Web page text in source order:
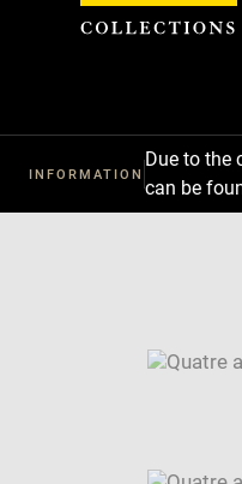
INFORMATION
Due to the
can be
SKIP
Cookies management panel